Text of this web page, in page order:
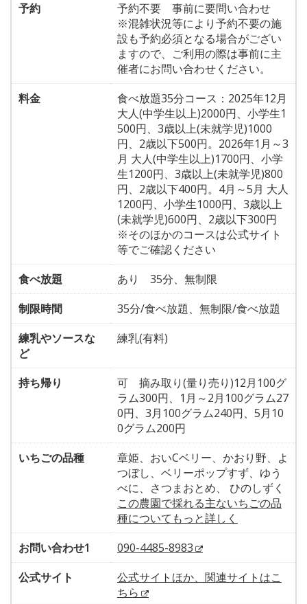
予約
予約不要 事前に要問い合わせ
※混雑状況等により予約不要の施
設も予約必須となる場合がござい
ますので、ご利用の際は事前に主
催者にお問い合わせください。
料金
食べ放題35分コース：2025年12月
大人(中学生以上)2000円、小学生1
500円、3歳以上(未就学児)1000
円、2歳以下500円。2026年1月～3
月 大人(中学生以上)1700円、小学
生1200円、3歳以上(未就学児)800
円、2歳以下400円。4月～5月 大人
1200円、小学生1000円、3歳以上
(未就学児)600円、2歳以下300円
※そのほかのコースは公式サイト
等でご確認ください
食べ放題
あり 35分、無制限
制限時間
35分/食べ放題、無制限/食べ放題
練乳やソースな
ど
練乳(有料)
持ち帰り
可 摘み取り(量り売り)12月100グ
ラム300円、1月～2月100グラム27
0円、3月100グラム240円、5月10
0グラム200円
いちごの品種
章姫、おいCベリー、かおり野、よ
つぼし、ベリーポップすず、ゆう
べに、さつまおとめ、 ひのしずく
この農園で採れる主ないちごの品
種についてもっと詳しく
お問い合わせ1
090-4485-8983
公式サイト
公式サイトほか、関連サイトはこ
ちら